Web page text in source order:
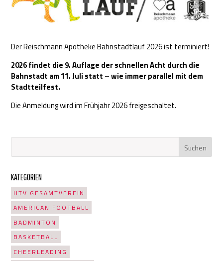
Der Reischmann Apotheke Bahnstadtlauf 2026 ist terminiert!
2026 findet die 9. Auflage der schnellen Acht durch die
Bahnstadt am 11. Juli statt – wie immer parallel mit dem
Stadtteilfest.
Die Anmeldung wird im Frühjahr 2026 freigeschaltet.
KATEGORIEN
HTV GESAMTVEREIN
AMERICAN FOOTBALL
BADMINTON
BASKETBALL
CHEERLEADING